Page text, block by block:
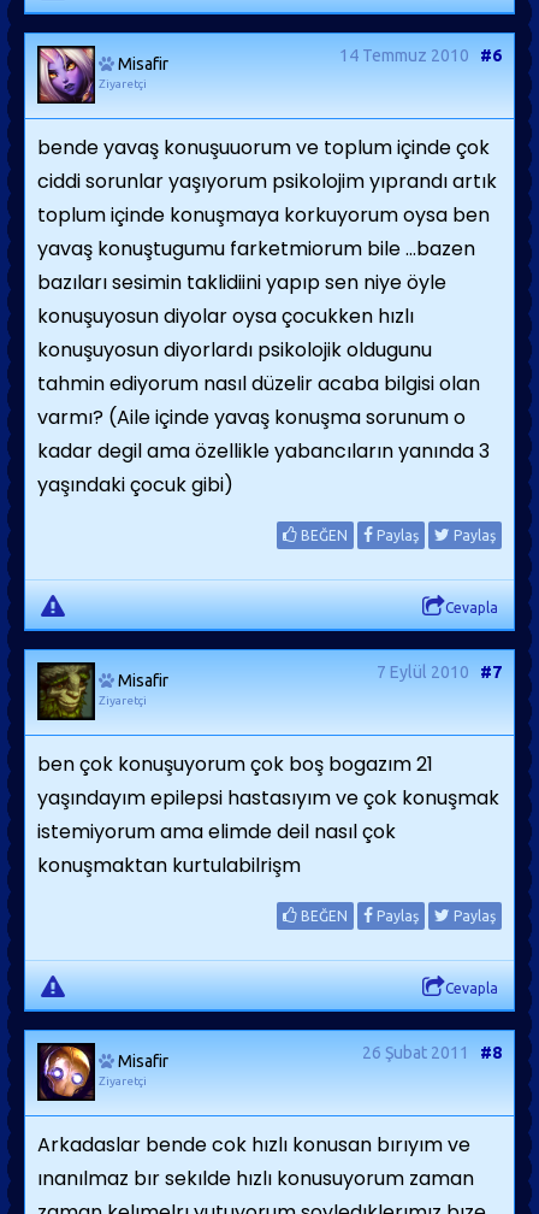
Misafir
Ziyaretçi
14 Temmuz 2010 #6
bende yavaş konuşuuorum ve toplum içinde çok
ciddi sorunlar yaşıyorum psikolojim yıprandı artık
toplum içinde konuşmaya korkuyorum oysa ben
yavaş konuştugumu farketmiorum bile ...bazen
bazıları sesimin taklidiini yapıp sen niye öyle
konuşuyosun diyolar oysa çocukken hızlı
konuşuyosun diyorlardı psikolojik oldugunu
tahmin ediyorum nasıl düzelir acaba bilgisi olan
varmı? (Aile içinde yavaş konuşma sorunum o
kadar degil ama özellikle yabancıların yanında 3
yaşındaki çocuk gibi)
BEĞEN Paylaş Paylaş
Cevapla
Misafir
Ziyaretçi
7 Eylül 2010 #7
ben çok konuşuyorum çok boş bogazım 21
yaşındayım epilepsi hastasıyım ve çok konuşmak
istemiyorum ama elimde deil nasıl çok
konuşmaktan kurtulabilrişm
BEĞEN Paylaş Paylaş
Cevapla
Misafir
Ziyaretçi
26 Şubat 2011 #8
Arkadaslar bende cok hızlı konusan bırıyım ve
ınanılmaz bır sekılde hızlı konusuyorum zaman